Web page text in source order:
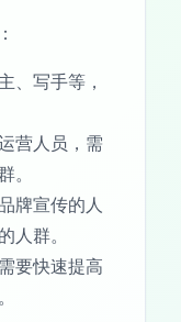
、写手等，
营人员，需
牌宣传的人
人群。
要快速提高